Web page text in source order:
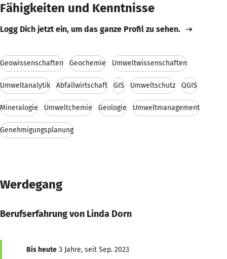
Fähigkeiten und Kenntnisse
Logg Dich jetzt ein, um das ganze Profil zu sehen.
Geowissenschaften Geochemie Umweltwissenschaften
Umweltanalytik Abfallwirtschaft GIS Umweltschutz QGIS
Mineralogie Umweltchemie Geologie Umweltmanagement
Genehmigungsplanung
Werdegang
Berufserfahrung von Linda Dorn
Bis heute 3 Jahre, seit Sep. 2023